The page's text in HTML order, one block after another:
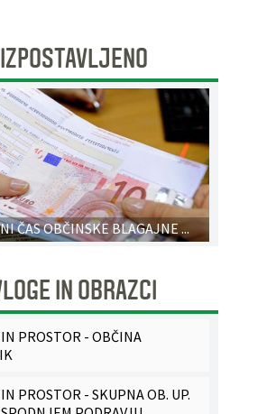
IZPOSTAVLJENO
ČAS OBČINSKE BLAGAJNE ...
IN OBRAZCI
PROSTOR - OBČINA
PROSTOR - SKUPNA OB. UP.